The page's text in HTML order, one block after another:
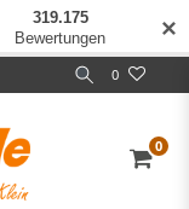
0
0
✕